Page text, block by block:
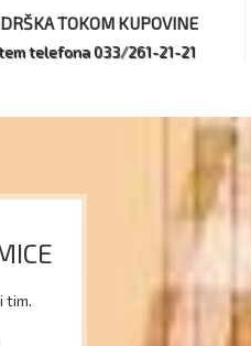
TOKOM KUPOVINE
telefona 033/261-21-21
tim.